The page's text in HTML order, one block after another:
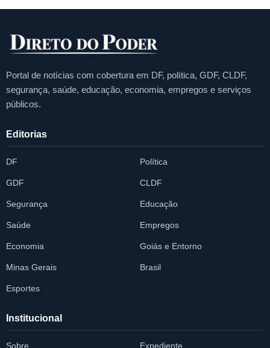
Portal de notícias com cobertura em DF, política, GDF, CLDF,
segurança, saúde, educação, economia, empregos e serviços
públicos.
Editorias
DF Política
GDF CLDF
Segurança Educação
Saúde Empregos
Economia Goiás e Entorno
Minas Gerais Brasil
Esportes
Institucional
Sobre Expediente